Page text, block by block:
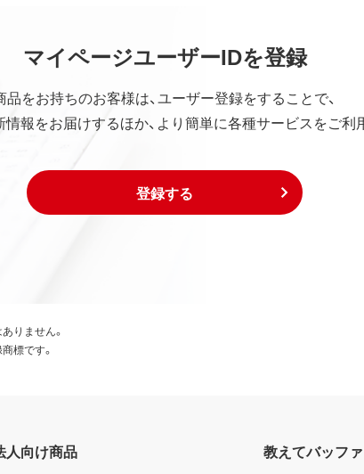
マイページユーザーIDを登録
品をお持ちのお客様は、ユーザー登録をすることで、
報をお届けするほか、より簡単に各種サービスをご利
登録する
りません。
標です。
人向け商品 教えてバッフ